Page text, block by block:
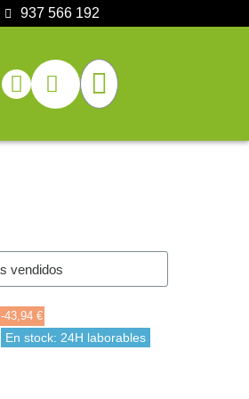
937 566 192
-43,94 €
En stock: 24H laborables